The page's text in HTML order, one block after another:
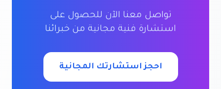
تواصل معنا الآن للحصول على
استشارة فنية مجانية من خبرائنا
احجز استشارتك المجانية